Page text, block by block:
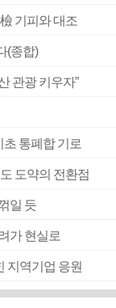
기피와 대조
(종합)
관광 키우자”
통폐합 기로
도약의 전환점
일 듯
가 현실로
지역기업 응원